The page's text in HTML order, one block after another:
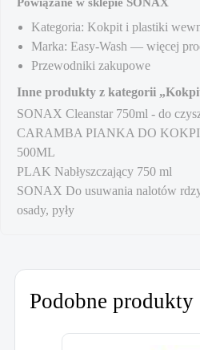
Kategoria: Kokpit i plastiki
Marka: Easy-Wash — więcej
Przewodniki zakupowe
Inne produkty z kategorii
SONAX Cleanstar 750ml - do
CARAMBA PIANKA DO
500ML
PLAK Nabłyszczający 750 ml
SONAX Do usuwania nalotów
osady, pyły
Podobne produkty